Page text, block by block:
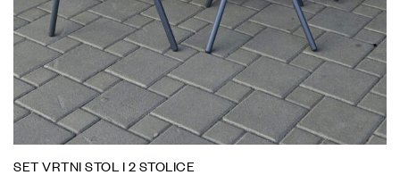
SET VRTNI STOL I 2 STOLICE